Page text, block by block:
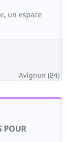
un espace
Avignon (84)
POUR